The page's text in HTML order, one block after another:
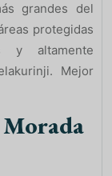
grandes del
protegidas
y altamente
Mejor